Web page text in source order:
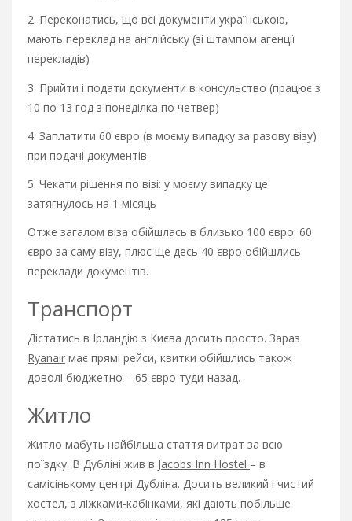
2. Переконатись, що всі документи українською,
мають переклад на англійську (зі штампом агенції
перекладів)
3. Прийти і подати документи в консульство (працює з
10 по 13 год з понеділка по четвер)
4. Заплатити 60 євро (в моєму випадку за разову візу)
при подачі документів
5. Чекати рішення по візі: у моєму випадку це
затягнулось на 1 місяць
Отже загалом віза обійшлась в близько 100 євро: 60
євро за саму візу, плюс ще десь 40 євро обійшлись
переклади документів.
Транспорт
Дістатись в Ірландію з Києва досить просто. Зараз
Ryanair має прямі рейси, квитки обійшлись також
доволі бюджетно – 65 євро туди-назад.
Житло
Житло мабуть найбільша стаття витрат за всю
поїздку. В Дубліні жив в Jacobs Inn Hostel – в
самісінькому центрі Дубліна. Досить великий і чистий
хостел, з ліжками-кабінками, які дають побільше